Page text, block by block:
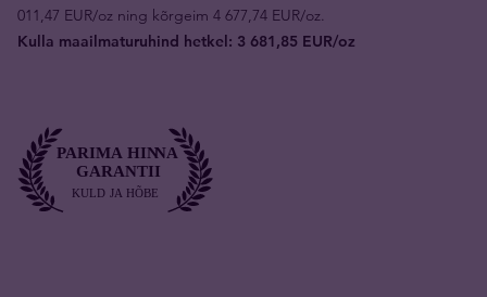
011,47 EUR/oz ning kõrgeim 4 677,74 EUR/oz.
Kulla maailmaturuhind hetkel: 3 681,85 EUR/oz